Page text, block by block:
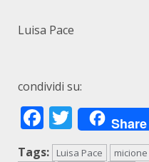
Luisa Pace
condividi su:
Facebook
Twitter
Share
Tags: Luisa Pace